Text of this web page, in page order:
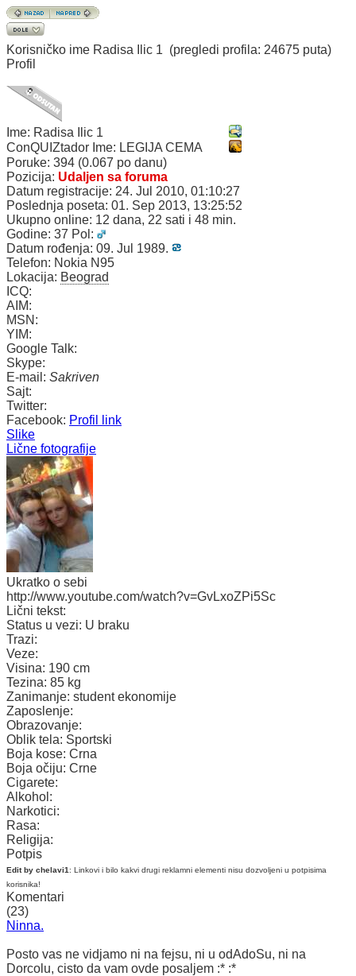
Korisničko ime Radisa Ilic 1 (pregledi profila: 24675 puta)
Profil
Ime: Radisa Ilic 1
ConQUIZtador Ime: LEGIJA CEMA
Poruke: 394 (0.067 po danu)
Pozicija: Udaljen sa foruma
Datum registracije: 24. Jul 2010, 01:10:27
Poslednja poseta: 01. Sep 2013, 13:25:52
Ukupno online: 12 dana, 22 sati i 48 min.
Godine: 37 Pol:
Datum rođenja: 09. Jul 1989.
Telefon: Nokia N95
Lokacija: Beograd
ICQ:
AIM:
MSN:
YIM:
Google Talk:
Skype:
E-mail: Sakriven
Sajt:
Twitter:
Facebook: Profil link
Slike
Lične fotografije
Ukratko o sebi
http://www.youtube.com/watch?v=GvLxoZPi5Sc
Lični tekst:
Status u vezi: U braku
Trazi:
Veze:
Visina: 190 cm
Tezina: 85 kg
Zanimanje: student ekonomije
Zaposlenje:
Obrazovanje:
Oblik tela: Sportski
Boja kose: Crna
Boja očiju: Crne
Cigarete:
Alkohol:
Narkotici:
Rasa:
Religija:
Potpis
Edit by chelavi1 : Linkovi i bilo kakvi drugi reklamni elementi nisu dozvoljeni u potpisima
korisnika!
Komentari
(23)
Ninna.
Posto vas ne vidjamo ni na fejsu, ni u odAdoSu, ni na
Dorcolu, cisto da vam ovde posaljem :* :*